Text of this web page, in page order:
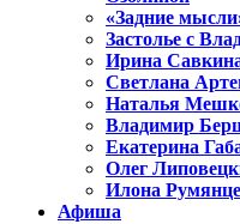
«Задние
Застолье с
Ирина
Светлана
Наталья
Владимир
Екатерина
Олег
Илона
Афиша